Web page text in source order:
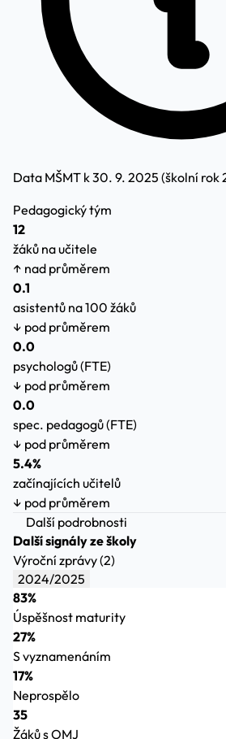
Data MŠMT k 30. 9. 2025 (školní
Pedagogický tým
12
žáků na učitele
↑ nad průměrem
0.1
asistentů na 100 žáků
↓ pod průměrem
0.0
psychologů (FTE)
↓ pod průměrem
0.0
spec. pedagogů (FTE)
↓ pod průměrem
5.4%
začínajících učitelů
↓ pod průměrem
Další podrobnosti
Další signály ze školy
Výroční zprávy (2)
2024/2025
83%
Úspěšnost maturity
27%
S vyznamenáním
17%
Neprospělo
35
Žáků s OMJ